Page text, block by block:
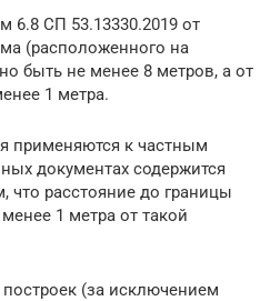
6.8 СП 53.13330.2019 от
(расположенного на
быть не менее 8 метров, а от
1 метра.
применяются к частным
документах содержится
что расстояние до границы
1 метра от такой
(за исключением